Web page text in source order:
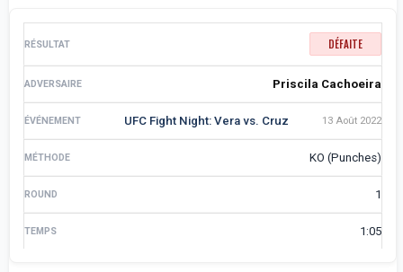
DÉFAITE
Priscila Cachoeira
UFC Fight Night: Vera vs. Cruz 13 Août 2022
KO (Punches)
1
1:05